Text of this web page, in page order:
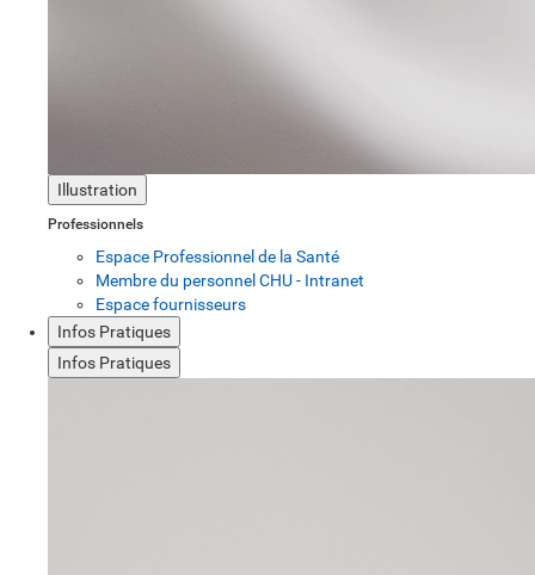
Illustration
Professionnels
Espace Professionnel de la Santé
Membre du personnel CHU - Intranet
Espace fournisseurs
Infos Pratiques
Infos Pratiques